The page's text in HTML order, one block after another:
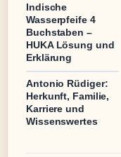
Indische
Wasserpfeife 4
Buchstaben –
HUKA Lösung und
Erklärung
Antonio Rüdiger:
Herkunft, Familie,
Karriere und
Wissenswertes